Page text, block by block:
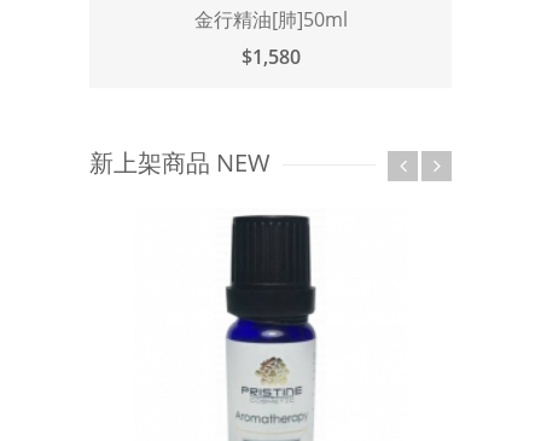
金行精油[肺]50ml
$1,580
新上架商品 NEW